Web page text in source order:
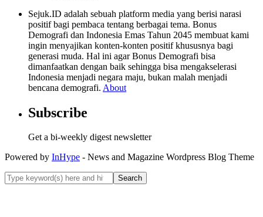
Sejuk.ID adalah sebuah platform media yang berisi narasi
positif bagi pembaca tentang berbagai tema. Bonus
Demografi dan Indonesia Emas Tahun 2045 membuat kami
ingin menyajikan konten-konten positif khususnya bagi
generasi muda. Hal ini agar Bonus Demografi bisa
dimanfaatkan dengan baik sehingga bisa mengakselerasi
Indonesia menjadi negara maju, bukan malah menjadi
bencana demografi. About
Subscribe
Get a bi-weekly digest newsletter
Powered by InHype - News and Magazine Wordpress Blog Theme